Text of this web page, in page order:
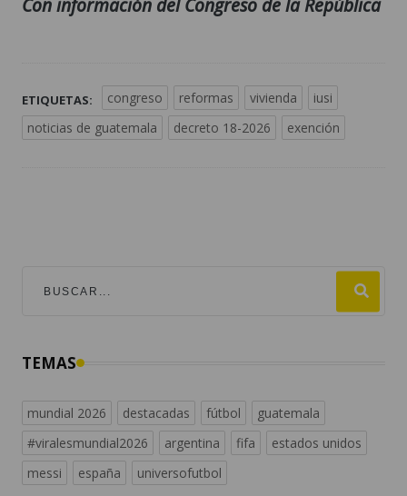
Con información del Congreso de la República
ETIQUETAS: congreso reformas vivienda
iusi
noticias de guatemala
decreto 18-2026 exención
TEMAS
mundial 2026 destacadas fútbol
guatemala
#viralesmundial2026
argentina fifa
estados unidos
messi
españa universofutbol